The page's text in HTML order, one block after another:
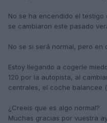
No se ha encendido el
se cambiaron este pasado
No se si será normal, pero
Estoy llegando a cogerle
120 por la autopista, al
centrales, el coche balancee
¿Creeis que es algo normal?
Muchas gracias por vuestra